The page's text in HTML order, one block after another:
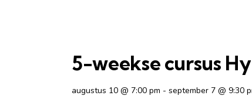
5-weekse cursus
augustus 10 @ 7:00 pm - september 7 @ 9:30